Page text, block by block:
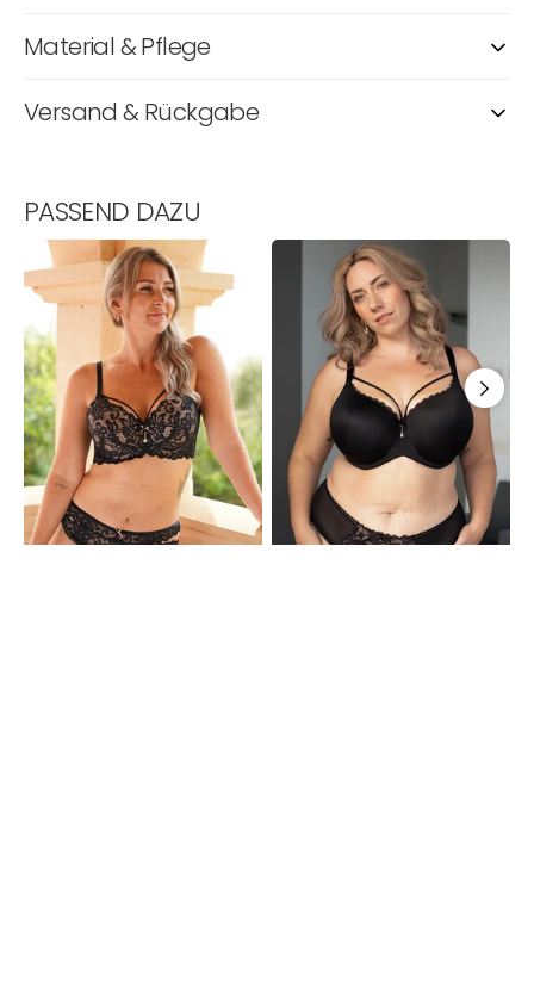
Material & Pflege
Versand & Rückgabe
PASSEND DAZU
True
Luna
Night
BH
Conscious
Strappy